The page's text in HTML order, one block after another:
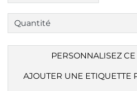
PERSONNALISEZ
AJOUTER UNE ETIQUETTE